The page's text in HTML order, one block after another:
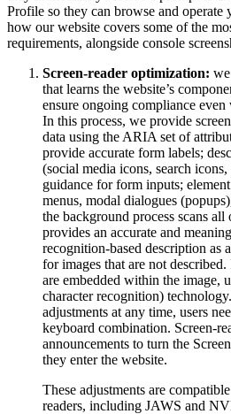
Profile so they can browse and operate
how our website covers some of the
requirements, alongside console
Screen-reader optimization:
that learns the website’s
ensure ongoing compliance
In this process, we provide
data using the ARIA set of
provide accurate form labels;
(social media icons, search
guidance for form inputs;
menus, modal dialogues
the background process scans all
provides an accurate and
recognition-based description as
for images that are not
are embedded within the image,
character recognition)
adjustments at any time, users
keyboard combination. Screen-
announcements to turn the
they enter the website.
These adjustments are
readers, including JAWS and